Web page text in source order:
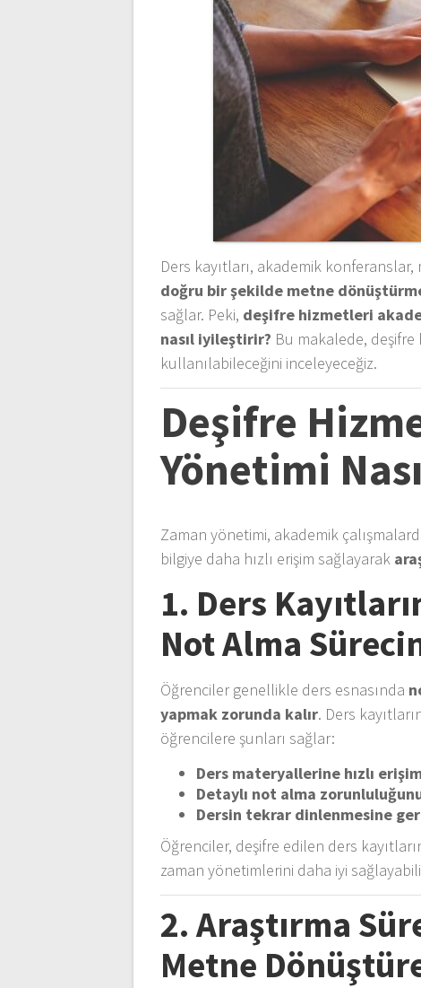
Ders kayıtları, akademik
doğru bir şekilde metne
sağlar. Peki, deşifre hizmetleri
nasıl iyileştirir? Bu makalede,
kullanılabileceğini inceleyeceğiz.
Deşifre
Yönetimi
Zaman yönetimi, akademik
bilgiye daha hızlı erişim sağlayarak
1. Ders
Not Alma
Öğrenciler genellikle ders esnasında
yapmak zorunda kalır. Ders
öğrencilere şunları sağlar:
Ders materyallerine hızlı
Detaylı not alma
Dersin tekrar dinlenmesine
Öğrenciler, deşifre edilen ders
zaman yönetimlerini daha iyi
2. Araştırma
Metne